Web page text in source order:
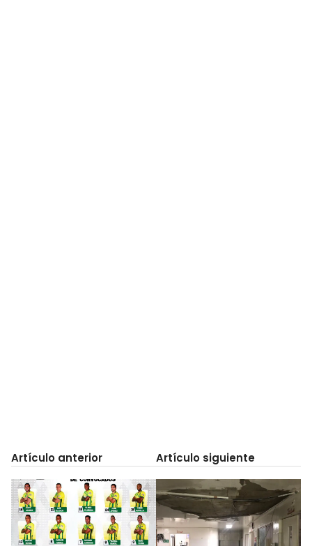
Artículo anterior Artículo siguiente